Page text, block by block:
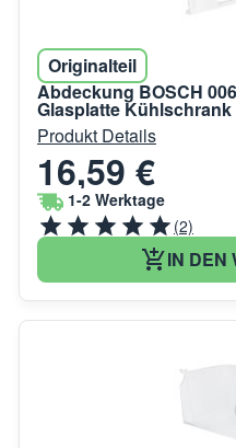
Originalteil
Abdeckung BOSCH
Glasplatte Kühlschrank
Produkt Details
16,59 €
1-2 Werktage
(2)
IN DEN